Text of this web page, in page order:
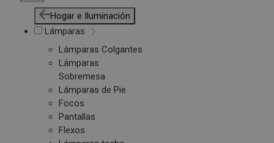
Hogar e Iluminación
Lámparas
Lámparas Colgantes
Lámparas
Sobremesa
Lámparas de Pie
Focos
Pantallas
Flexos